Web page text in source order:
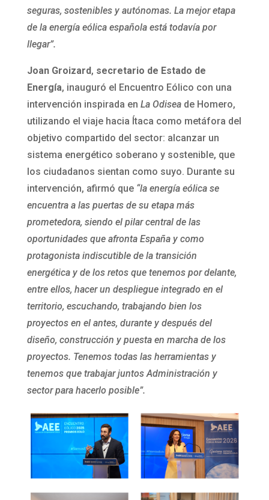
seguras, sostenibles y autónomas. La mejor etapa
de la energía eólica española está todavía por
llegar”.
Joan Groizard, secretario de Estado de
Energía, inauguró el Encuentro Eólico con una
intervención inspirada en La Odiseade Homero,
utilizando el viaje hacia Ítaca como metáfora del
objetivo compartido del sector: alcanzar un
sistema energético soberano y sostenible, que
los ciudadanos sientan como suyo. Durante su
intervención, afirmó que “la energía eólica se
encuentra a las puertas de su etapa más
prometedora, siendo el pilar central de las
oportunidades que afronta España y como
protagonista indiscutible de la transición
energética y de los retos que tenemos por delante,
entre ellos, hacer un despliegue integrado en el
territorio, escuchando, trabajando bien los
proyectos en el antes, durante y después del
diseño, construcción y puesta en marcha de los
proyectos. Tenemos todas las herramientas y
tenemos que trabajar juntos Administración y
sector para hacerlo posible”.